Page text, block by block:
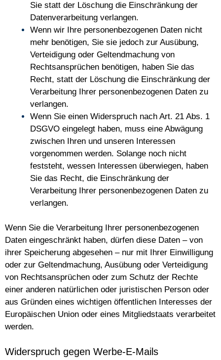
Sie statt der Löschung die Einschränkung der
Datenverarbeitung verlangen.
Wenn wir Ihre personenbezogenen Daten nicht
mehr benötigen, Sie sie jedoch zur Ausübung,
Verteidigung oder Geltendmachung von
Rechtsansprüchen benötigen, haben Sie das
Recht, statt der Löschung die Einschränkung der
Verarbeitung Ihrer personenbezogenen Daten zu
verlangen.
Wenn Sie einen Widerspruch nach Art. 21 Abs. 1
DSGVO eingelegt haben, muss eine Abwägung
zwischen Ihren und unseren Interessen
vorgenommen werden. Solange noch nicht
feststeht, wessen Interessen überwiegen, haben
Sie das Recht, die Einschränkung der
Verarbeitung Ihrer personenbezogenen Daten zu
verlangen.
Wenn Sie die Verarbeitung Ihrer personenbezogenen
Daten eingeschränkt haben, dürfen diese Daten – von
ihrer Speicherung abgesehen – nur mit Ihrer Einwilligung
oder zur Geltendmachung, Ausübung oder Verteidigung
von Rechtsansprüchen oder zum Schutz der Rechte
einer anderen natürlichen oder juristischen Person oder
aus Gründen eines wichtigen öffentlichen Interesses der
Europäischen Union oder eines Mitgliedstaats verarbeitet
werden.
Widerspruch gegen Werbe-E-Mails